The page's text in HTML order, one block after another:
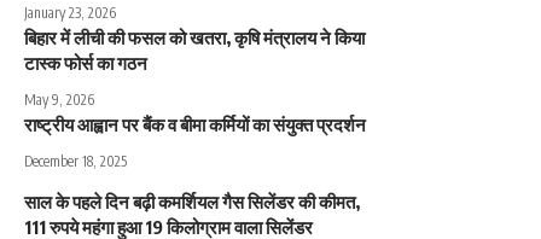
January 23, 2026
बिहार में लीची की फसल को खतरा, कृषि मंत्रालय ने किया
टास्क फोर्स का गठन
May 9, 2026
राष्ट्रीय आह्वान पर बैंक व बीमा कर्मियों का संयुक्त प्रदर्शन
December 18, 2025
साल के पहले दिन बढ़ी कमर्शियल गैस सिलेंडर की कीमत,
111 रुपये महंगा हुआ 19 किलोग्राम वाला सिलेंडर